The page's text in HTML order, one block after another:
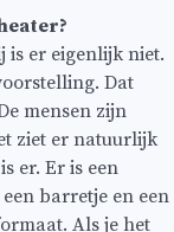
is er eigenlijk niet.
Dat
mensen zijn
ziet er natuurlijk
er. Er is een
barretje en een
Als je het